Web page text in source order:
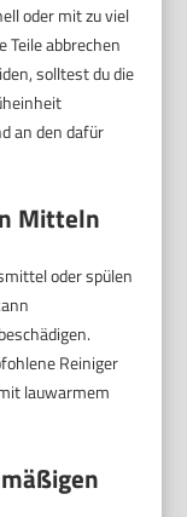
oder mit zu viel
abbrechen
solltest du die
an den dafür
Mitteln
oder spülen
Reiniger
lauwarmem